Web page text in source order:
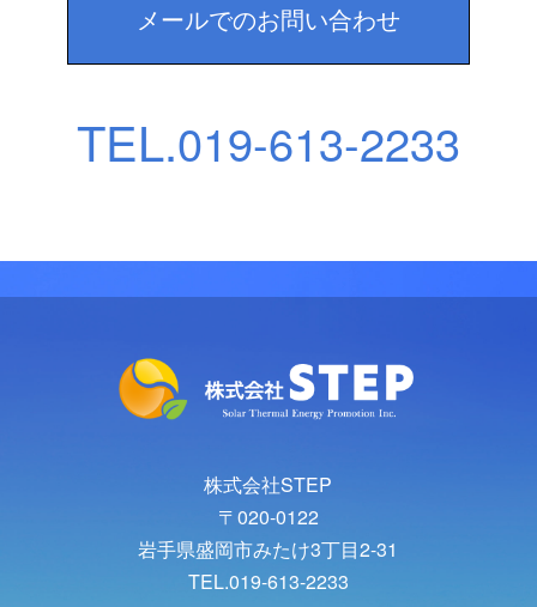
メールでのお問い合わせ
TEL.019-613-2233
株式会社STEP
〒020-0122
岩手県盛岡市みたけ3丁目2-31
TEL.019-613-2233